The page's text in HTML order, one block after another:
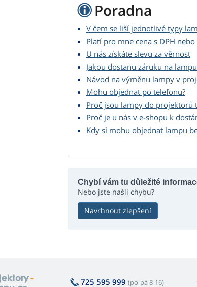
Poradna
V čem se liší jednotlivé typy
Platí pro mne cena s DPH
U nás získáte slevu za věrnost
Jakou dostanu záruku na
Návod na výměnu lampy v
Mohu objednat po telefonu?
Proč jsou lampy do projektorů
Proč je u nás v e-shopu k
Kdy si mohu objednat lampu
Chybí vám tu důležité
Nebo jste našli chybu?
Navrhnout zlepšení
725 595 999 (po-pá 8-16)